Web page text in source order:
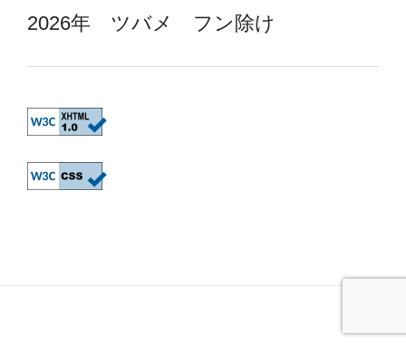
2026年 ツバメ フン除け